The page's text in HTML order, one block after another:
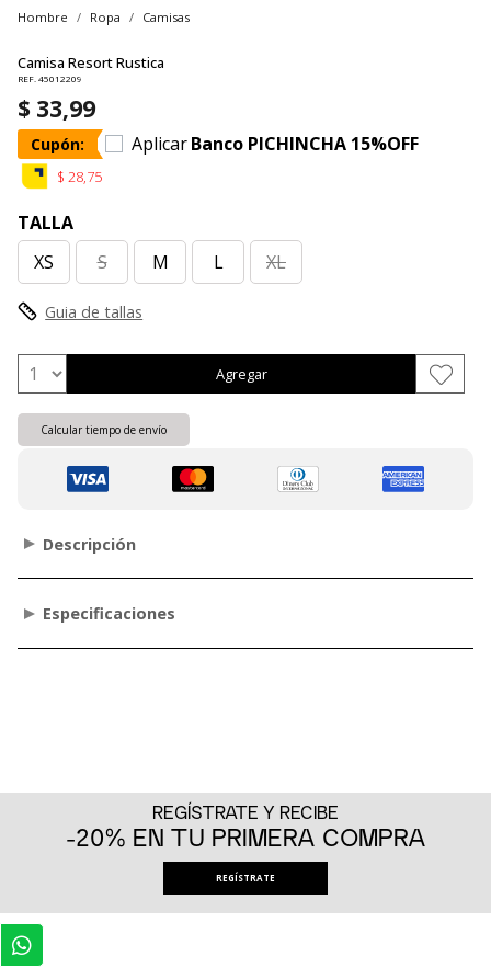
Hombre Ropa Camisas
Camisa Resort Rustica
REF. 45012209
$ 33,99
Cupón: AplicarBanco PICHINCHA 15%OFF
$ 28,75
TALLA
XS
S M L XL
Guia de tallas
Agregar
Calcular tiempo de envío
Descripción
Especificaciones
REGÍSTRATE Y RECIBE
-20% EN TU PRIMERA COMPRA
REGÍSTRATE